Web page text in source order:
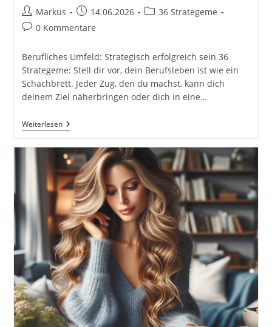
Beitrags-
Autor:
Markus
Beitrag
veröffentlicht:
14.06.2026
Beitrags-
36 Strategeme
Beitrags-
0 Kommentare
Berufliches Umfeld: Strategisch erfolgreich sein 36
Strategeme: Stell dir vor, dein Berufsleben ist wie ein
Schachbrett. Jeder Zug, den du machst, kann dich
deinem Ziel näherbringen oder dich in eine…
WeiterlesenDie
36
Taktische
Weisheiten
Für
Jede
Lebenssituation.
Berufliches
Umfeld:
Strategisch
Erfolgreich
Sein.
Zwischenmenschliche
Beziehungen:
Nähe
Und
Vertrauen
Aufbauen.
Politik:
Diplomatie